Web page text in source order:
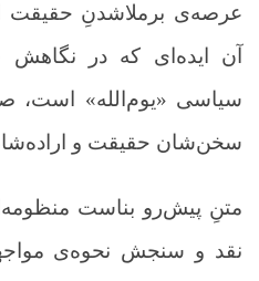
عرصه‌ی برملاشدنِ حقیقت
آن ایده‌ای که در
سیاسی «یوم‌الله»
سخن‌شان حقیقت و
متنِ پیش‌رو بناست
نقد و سنجش نحوه‌ی